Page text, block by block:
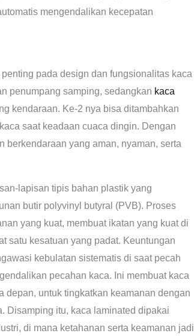
mengendalikan kecepatan
pada design dan fungsionalitas kaca
penumpang samping, sedangkan kaca
kendaraan. Ke-2 nya bisa ditambahkan
saat keadaan cuaca dingin. Dengan
berkendaraan yang aman, nyaman, serta
lapisan tipis bahan plastik yang
butir polyvinyl butyral (PVB). Proses
yang kuat, membuat ikatan yang kuat di
satu kesatuan yang padat. Keuntungan
kebulatan sistematis di saat pecah
pecahan kaca. Ini membuat kaca
depan, untuk tingkatkan keamanan dengan
Disamping itu, kaca laminated dipakai
di mana ketahanan serta keamanan jadi